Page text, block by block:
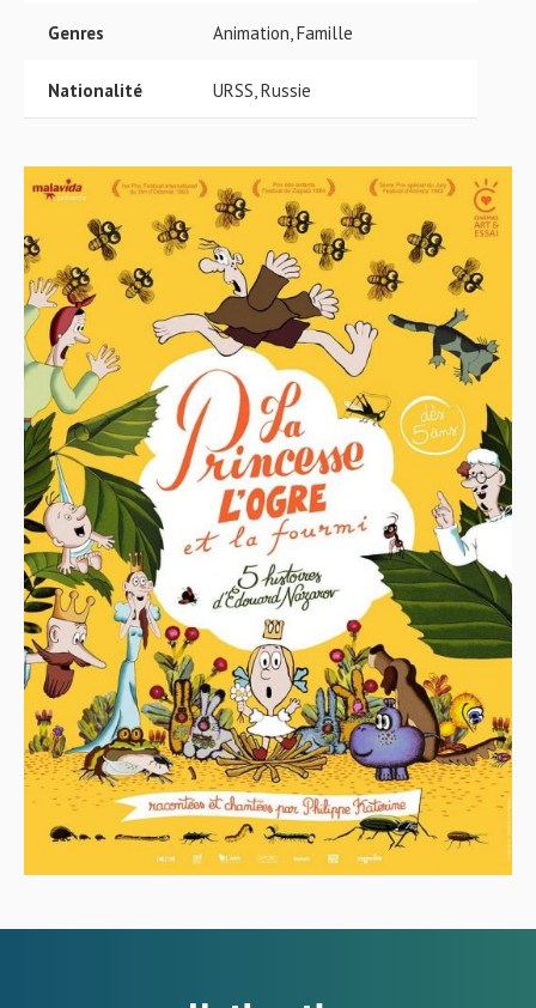
Genres Animation, Famille
Nationalité URSS, Russie